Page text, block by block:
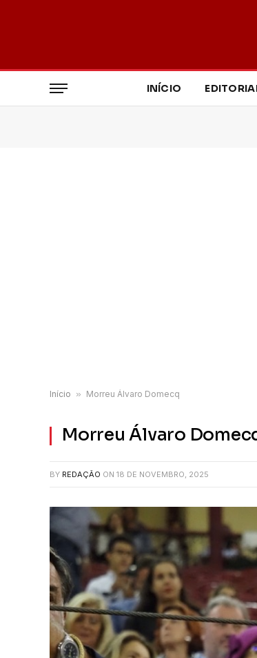
INÍCIO
Início » Morreu Álvaro Domecq
Morreu Álvaro
BY REDAÇÃO ON 18 DE NOVEMBRO, 2025